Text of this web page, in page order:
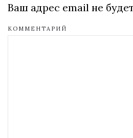
Ваш адрес email не
КОММЕНТАРИЙ